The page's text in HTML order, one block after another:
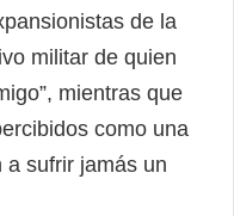
de la
militar de quien
mientras que
como una
a sufrir jamás un